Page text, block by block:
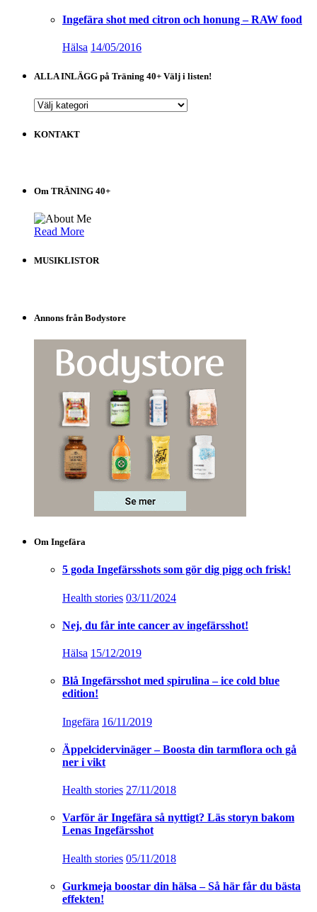
Ingefära shot med citron och honung – RAW food
Hälsa 14/05/2016
ALLA INLÄGG på Träning 40+ Välj i listen!
ALLA
på
listen!
KONTAKT
Om TRÄNING 40+
Read More
MUSIKLISTOR
Annons från Bodystore
Om Ingefära
5 goda Ingefärsshots som gör dig pigg och frisk!
Health stories 03/11/2024
Nej, du får inte cancer av ingefärsshot!
Hälsa 15/12/2019
Blå Ingefärsshot med spirulina – ice cold blue
edition!
Ingefära 16/11/2019
Äppelcidervinäger – Boosta din tarmflora och gå
ner i vikt
Health stories 27/11/2018
Varför är Ingefära så nyttigt? Läs storyn bakom
Lenas Ingefärsshot
Health stories 05/11/2018
Gurkmeja boostar din hälsa – Så här får du bästa
effekten!